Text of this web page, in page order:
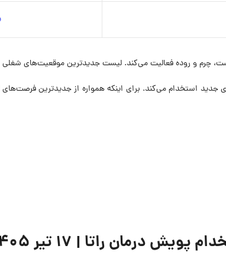
چرم و روده فعالیت می‌کند. لیست جدیدترین موقعیت‌های شغلی
در ۴ موقعیت شغلی نیروی جدید استخدام می‌کند. برای اینکه همواره از
درمان راتا | ۱۷ تیر ۱۴۰۵